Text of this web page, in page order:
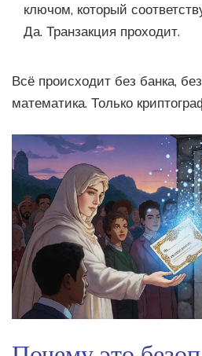
ключом, который
Да. Транзакция проходит.
Всё происходит без банка,
математика. Только